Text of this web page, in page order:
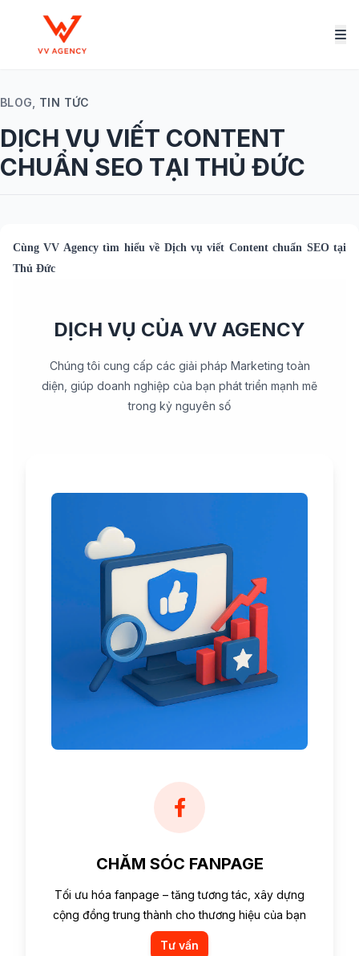
BLOG, TIN TỨC
DỊCH VỤ VIẾT CONTENT
CHUẨN SEO TẠI THỦ ĐỨC
CùngVV Agencytìm hiểu về Dịch vụ viết Content chuẩn SEO tại
Thủ Đức
DỊCH VỤ CỦA VV AGENCY
Chúng tôi cung cấp các giải pháp Marketing toàn
diện, giúp doanh nghiệp của bạn phát triển mạnh mẽ
trong kỷ nguyên số
CHĂM SÓC FANPAGE
Tối ưu hóa fanpage – tăng tương tác, xây dựng
cộng đồng trung thành cho thương hiệu của bạn
Tư vấn